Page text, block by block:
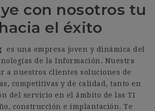
con nosotros tu
el éxito
es una empresa joven y dinámica del
de la Información. Nuestra
a nuestros clientes soluciones de
competitivas y de calidad, tanto en
del servicio en el ámbito de las TI
construcción e implantación. Te